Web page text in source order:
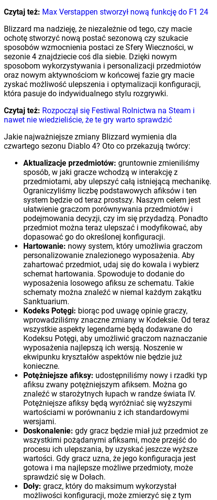
Czytaj też: Max Verstappen stworzył nową funkcję do F1 24
Blizzard ma nadzieję, że niezależnie od tego, czy macie
ochotę stworzyć nową postać sezonową czy szukacie
sposobów wzmocnienia postaci ze Sfery Wieczności, w
sezonie 4 znajdziecie coś dla siebie. Dzięki nowym
sposobom wykorzystywania i personalizacji przedmiotów
oraz nowym aktywnościom w końcowej fazie gry macie
zyskać możliwość ulepszenia i optymalizacji konfiguracji,
która pasuje do indywidualnego stylu rozgrywki.
Czytaj też: Rozpoczął się Festiwal Rolnictwa na Steam i
nawet nie wiedzieliście, że te gry warto sprawdzić
Jakie najważniejsze zmiany Blizzard wymienia dla
czwartego sezonu Diablo 4? Oto co przekazują twórcy:
Aktualizacje przedmiotów: gruntownie zmieniliśmy
sposób, w jaki gracze wchodzą w interakcję z
przedmiotami, aby ulepszyć całą istniejącą mechanikę.
Ograniczyliśmy liczbę podstawowych afiksów i ten
system będzie od teraz prostszy. Naszym celem jest
ułatwienie graczom porównywania przedmiotów i
podejmowania decyzji, czy im się przydadzą. Ponadto
przedmiot można teraz ulepszać i modyfikować, aby
dopasować go do określonej konfiguracji.
Hartowanie: nowy system, który umożliwia graczom
personalizowanie znalezionego wyposażenia. Aby
zahartować przedmiot, udaj się do kowala i wybierz
schemat hartowania. Spowoduje to dodanie do
wyposażenia losowego afiksu ze schematu. Takie
schematy można znaleźć w niemal każdym zakątku
Sanktuarium.
Kodeks Potęgi: biorąc pod uwagę opinie graczy,
wprowadziliśmy znaczne zmiany w Kodeksie. Od teraz
wszystkie aspekty legendarne będą dodawane do
Kodeksu Potęgi, aby umożliwić graczom naznaczanie
wyposażenia najlepszą ich wersją. Noszenie w
ekwipunku kryształów aspektów nie będzie już
konieczne.
Potężniejsze afiksy: udostępniliśmy nowy i rzadki typ
afiksu zwany potężniejszym afiksem. Można go
znaleźć w starożytnych łupach w randze świata IV.
Potężniejsze afiksy będą wyróżniać się wyższymi
wartościami w porównaniu z ich standardowymi
wersjami.
Doskonalenie: gdy gracz będzie miał już przedmiot ze
wszystkimi pożądanymi afiksami, może przejść do
procesu ich ulepszania, by uzyskać jeszcze wyższe
wartości. Gdy gracz uzna, że jego konfiguracja jest
gotowa i ma najlepsze możliwe przedmioty, może
sprawdzić się w Dołach.
Doły: gracz, który do maksimum wykorzystał
możliwości konfiguracji, może zmierzyć się z tym